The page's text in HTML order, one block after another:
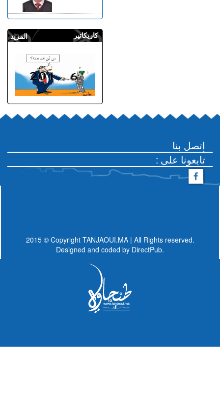
المزيد كاريكاتير
إتصل بنا
: تابعونا على
2015 © Copyright TANJAOUI.MA | All Rights reserved.
Designed and coded by DirectPub.